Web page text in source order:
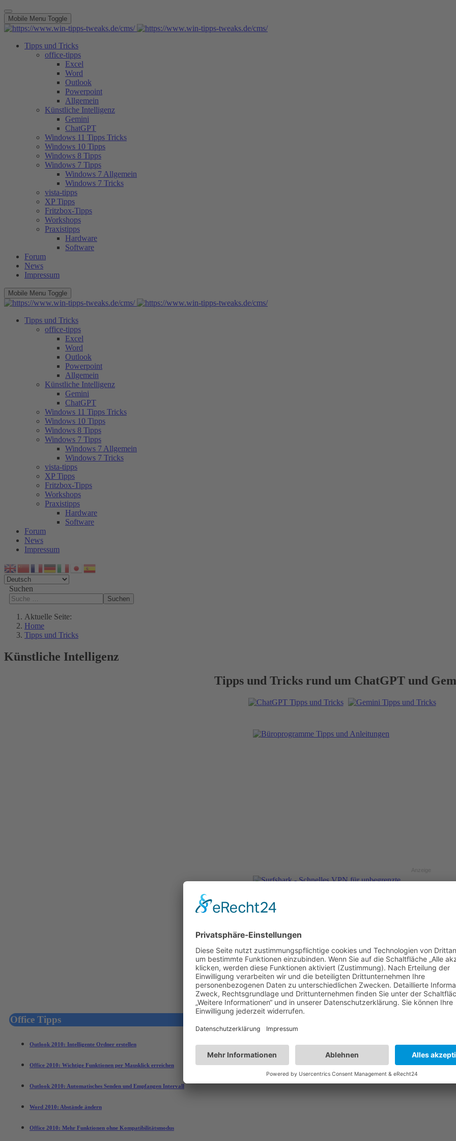
Mobile Menu Toggle
Tipps und Tricks
office-tipps
Excel
Word
Outlook
Powerpoint
Allgemein
Künstliche Intelligenz
Gemini
ChatGPT
Windows 11 Tipps Tricks
Windows 10 Tipps
Windows 8 Tipps
Windows 7 Tipps
Windows 7 Allgemein
Windows 7 Tricks
vista-tipps
XP Tipps
Fritzbox-Tipps
Workshops
Praxistipps
Hardware
Software
Forum
News
Impressum
Mobile Menu Toggle
Tipps und Tricks
office-tipps
Excel
Word
Outlook
Powerpoint
Allgemein
Künstliche Intelligenz
Gemini
ChatGPT
Windows 11 Tipps Tricks
Windows 10 Tipps
Windows 8 Tipps
Windows 7 Tipps
Windows 7 Allgemein
Windows 7 Tricks
vista-tipps
XP Tipps
Fritzbox-Tipps
Workshops
Praxistipps
Hardware
Software
Forum
News
Impressum
Suchen
Suchen
Aktuelle Seite:
Home
Tipps und Tricks
Künstliche Intelligenz
Tipps und Tricks rund um ChatGPT und
Anzeige
Office Tipps
Outlook 2010: Intelligente Ordner erstellen
Office 2010: Wichtige Funktionen per Mausklick erreichen
Outlook 2010: Automatisches Senden und Empfangen Intervall
Word 2010: Abstände ändern
Office 2010: Mehr Funktionen ohne Kompatibilitätsmodus